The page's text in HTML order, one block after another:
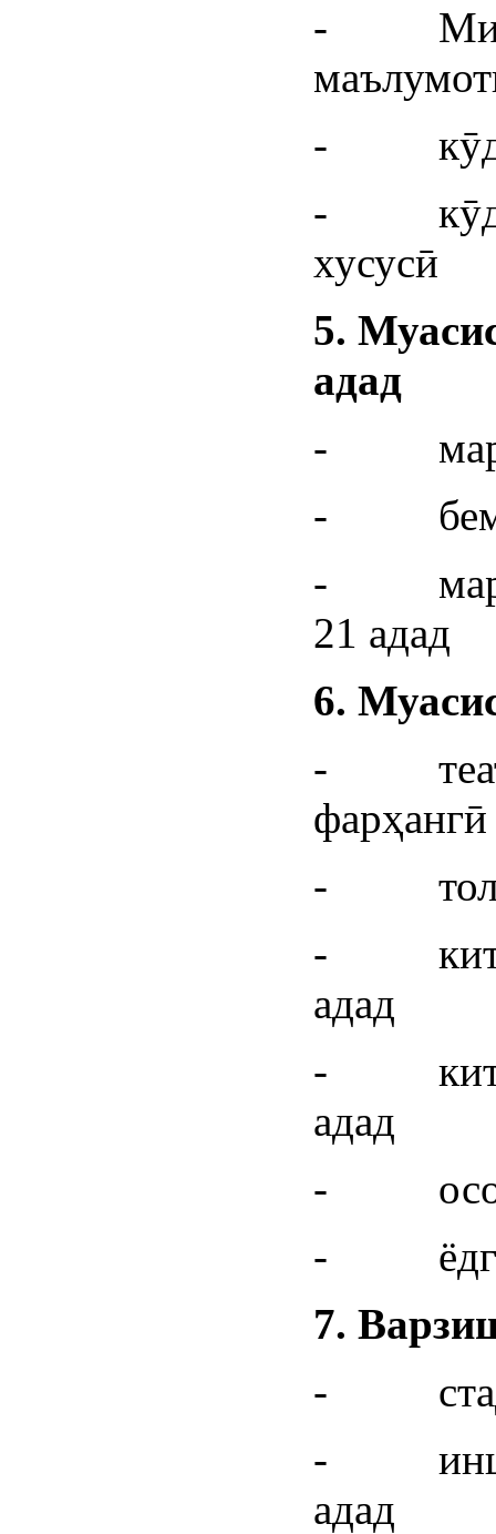
-
-
-
хусусӣ
5.
адад
-
-
-
21 адад
6.
-
-
-
адад
-
адад
-
-
7.
-
-
адад